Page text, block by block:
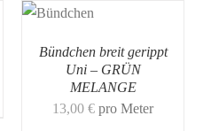
CART
Bündchen breit gerippt
Uni – GRÜN
MELANGE
13,00 € pro Meter